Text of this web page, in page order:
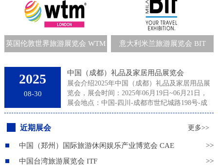
英国伦敦世界旅游展览会 WTM 意大利米兰旅游展览会 BIT
2025
08-30
中国（成都）礼品及家居用品展览会
展会介绍2025年中国（成都）礼品及家居用品展
览会，展会时间：2025年06月19日~06月21日，
展会地点：中国-四川-成都市世纪城路198号-成
都世纪城新国际会展中心，主办方：励展华博展
览（深圳）有限公司、成都励展华博展览有限公
司，举办周期：一年一届，展会面积：20000平
米，参展观众：42000人，参展商数量及参展品牌
边市场，展会每年吸引众多专业买家前来采购各
近期展会 更多>>
中国（郑州）国际旅游休闲娱乐产业博览会 CAE
>>
中国台湾旅游展览会 ITF
>>